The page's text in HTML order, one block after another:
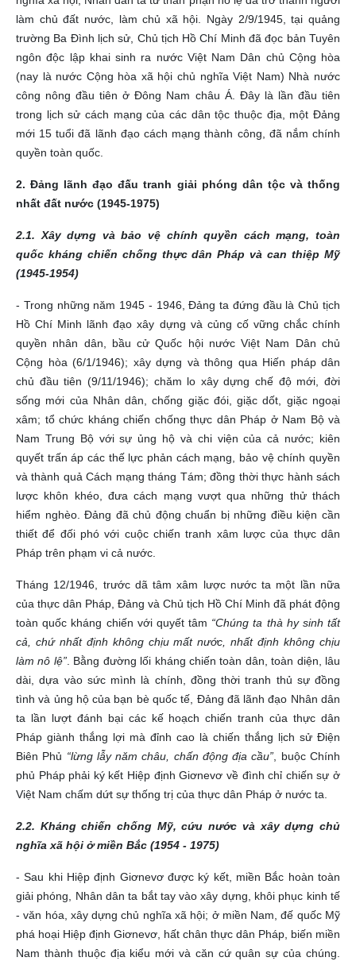
làm chủ đất nước, làm chủ xã hội. Ngày 2/9/1945, tại quảng
trường Ba Đình lịch sử, Chủ tịch Hồ Chí Minh đã đọc bản Tuyên
ngôn độc lập khai sinh ra nước Việt Nam Dân chủ Cộng hòa
(nay là nước Cộng hòa xã hội chủ nghĩa Việt Nam) Nhà nước
công nông đầu tiên ở Đông Nam châu Á. Đây là lần đầu tiên
trong lịch sử cách mạng của các dân tộc thuộc địa, một Đảng
mới 15 tuổi đã lãnh đạo cách mạng thành công, đã nắm chính
quyền toàn quốc.
2. Đảng lãnh đạo đấu tranh giải phóng dân tộc và thống
nhất đất nước (1945-1975)
2.1. Xây dựng và bảo vệ chính quyền cách mạng, toàn
quốc kháng chiến chống thực dân Pháp và can thiệp Mỹ
(1945-1954)
- Trong những năm 1945 - 1946, Đảng ta đứng đầu là Chủ tịch
Hồ Chí Minh lãnh đạo xây dựng và củng cố vững chắc chính
quyền nhân dân, bầu cử Quốc hội nước Việt Nam Dân chủ
Cộng hòa (6/1/1946); xây dựng và thông qua Hiến pháp dân
chủ đầu tiên (9/11/1946); chăm lo xây dựng chế độ mới, đời
sống mới của Nhân dân, chống giặc đói, giặc dốt, giặc ngoại
xâm; tổ chức kháng chiến chống thực dân Pháp ở Nam Bộ và
Nam Trung Bộ với sự ủng hộ và chi viện của cả nước; kiên
quyết trấn áp các thế lực phản cách mạng, bảo vệ chính quyền
và thành quả Cách mạng tháng Tám; đồng thời thực hành sách
lược khôn khéo, đưa cách mạng vượt qua những thử thách
hiểm nghèo. Đảng đã chủ động chuẩn bị những điều kiện cần
thiết để đối phó với cuộc chiến tranh xâm lược của thực dân
Pháp trên phạm vi cả nước.
Tháng 12/1946, trước dã tâm xâm lược nước ta một lần nữa
của thực dân Pháp, Đảng và Chủ tịch Hồ Chí Minh đã phát động
toàn quốc kháng chiến với quyết tâm “Chúng ta thà hy sinh tất
cả, chứ nhất định không chịu mất nước, nhất định không chịu
làm nô lệ”. Bằng đường lối kháng chiến toàn dân, toàn diện, lâu
dài, dựa vào sức mình là chính, đồng thời tranh thủ sự đồng
tình và ủng hộ của bạn bè quốc tế, Đảng đã lãnh đạo Nhân dân
ta lần lượt đánh bại các kế hoạch chiến tranh của thực dân
Pháp giành thắng lợi mà đỉnh cao là chiến thắng lịch sử Điện
Biên Phủ “lừng lẫy năm châu, chấn động địa cầu” , buộc Chính
phủ Pháp phải ký kết Hiệp định Giơnevơ về đình chỉ chiến sự ở
Việt Nam chấm dứt sự thống trị của thực dân Pháp ở nước ta.
2.2. Kháng chiến chống Mỹ, cứu nước và xây dựng chủ
nghĩa xã hội ở miền Bắc (1954 - 1975)
- Sau khi Hiệp định Giơnevơ được ký kết, miền Bắc hoàn toàn
giải phóng, Nhân dân ta bắt tay vào xây dựng, khôi phục kinh tế
- văn hóa, xây dựng chủ nghĩa xã hội; ở miền Nam, đế quốc Mỹ
phá hoại Hiệp định Giơnevơ, hất chân thực dân Pháp, biến miền
Nam thành thuộc địa kiểu mới và căn cứ quân sự của chúng.